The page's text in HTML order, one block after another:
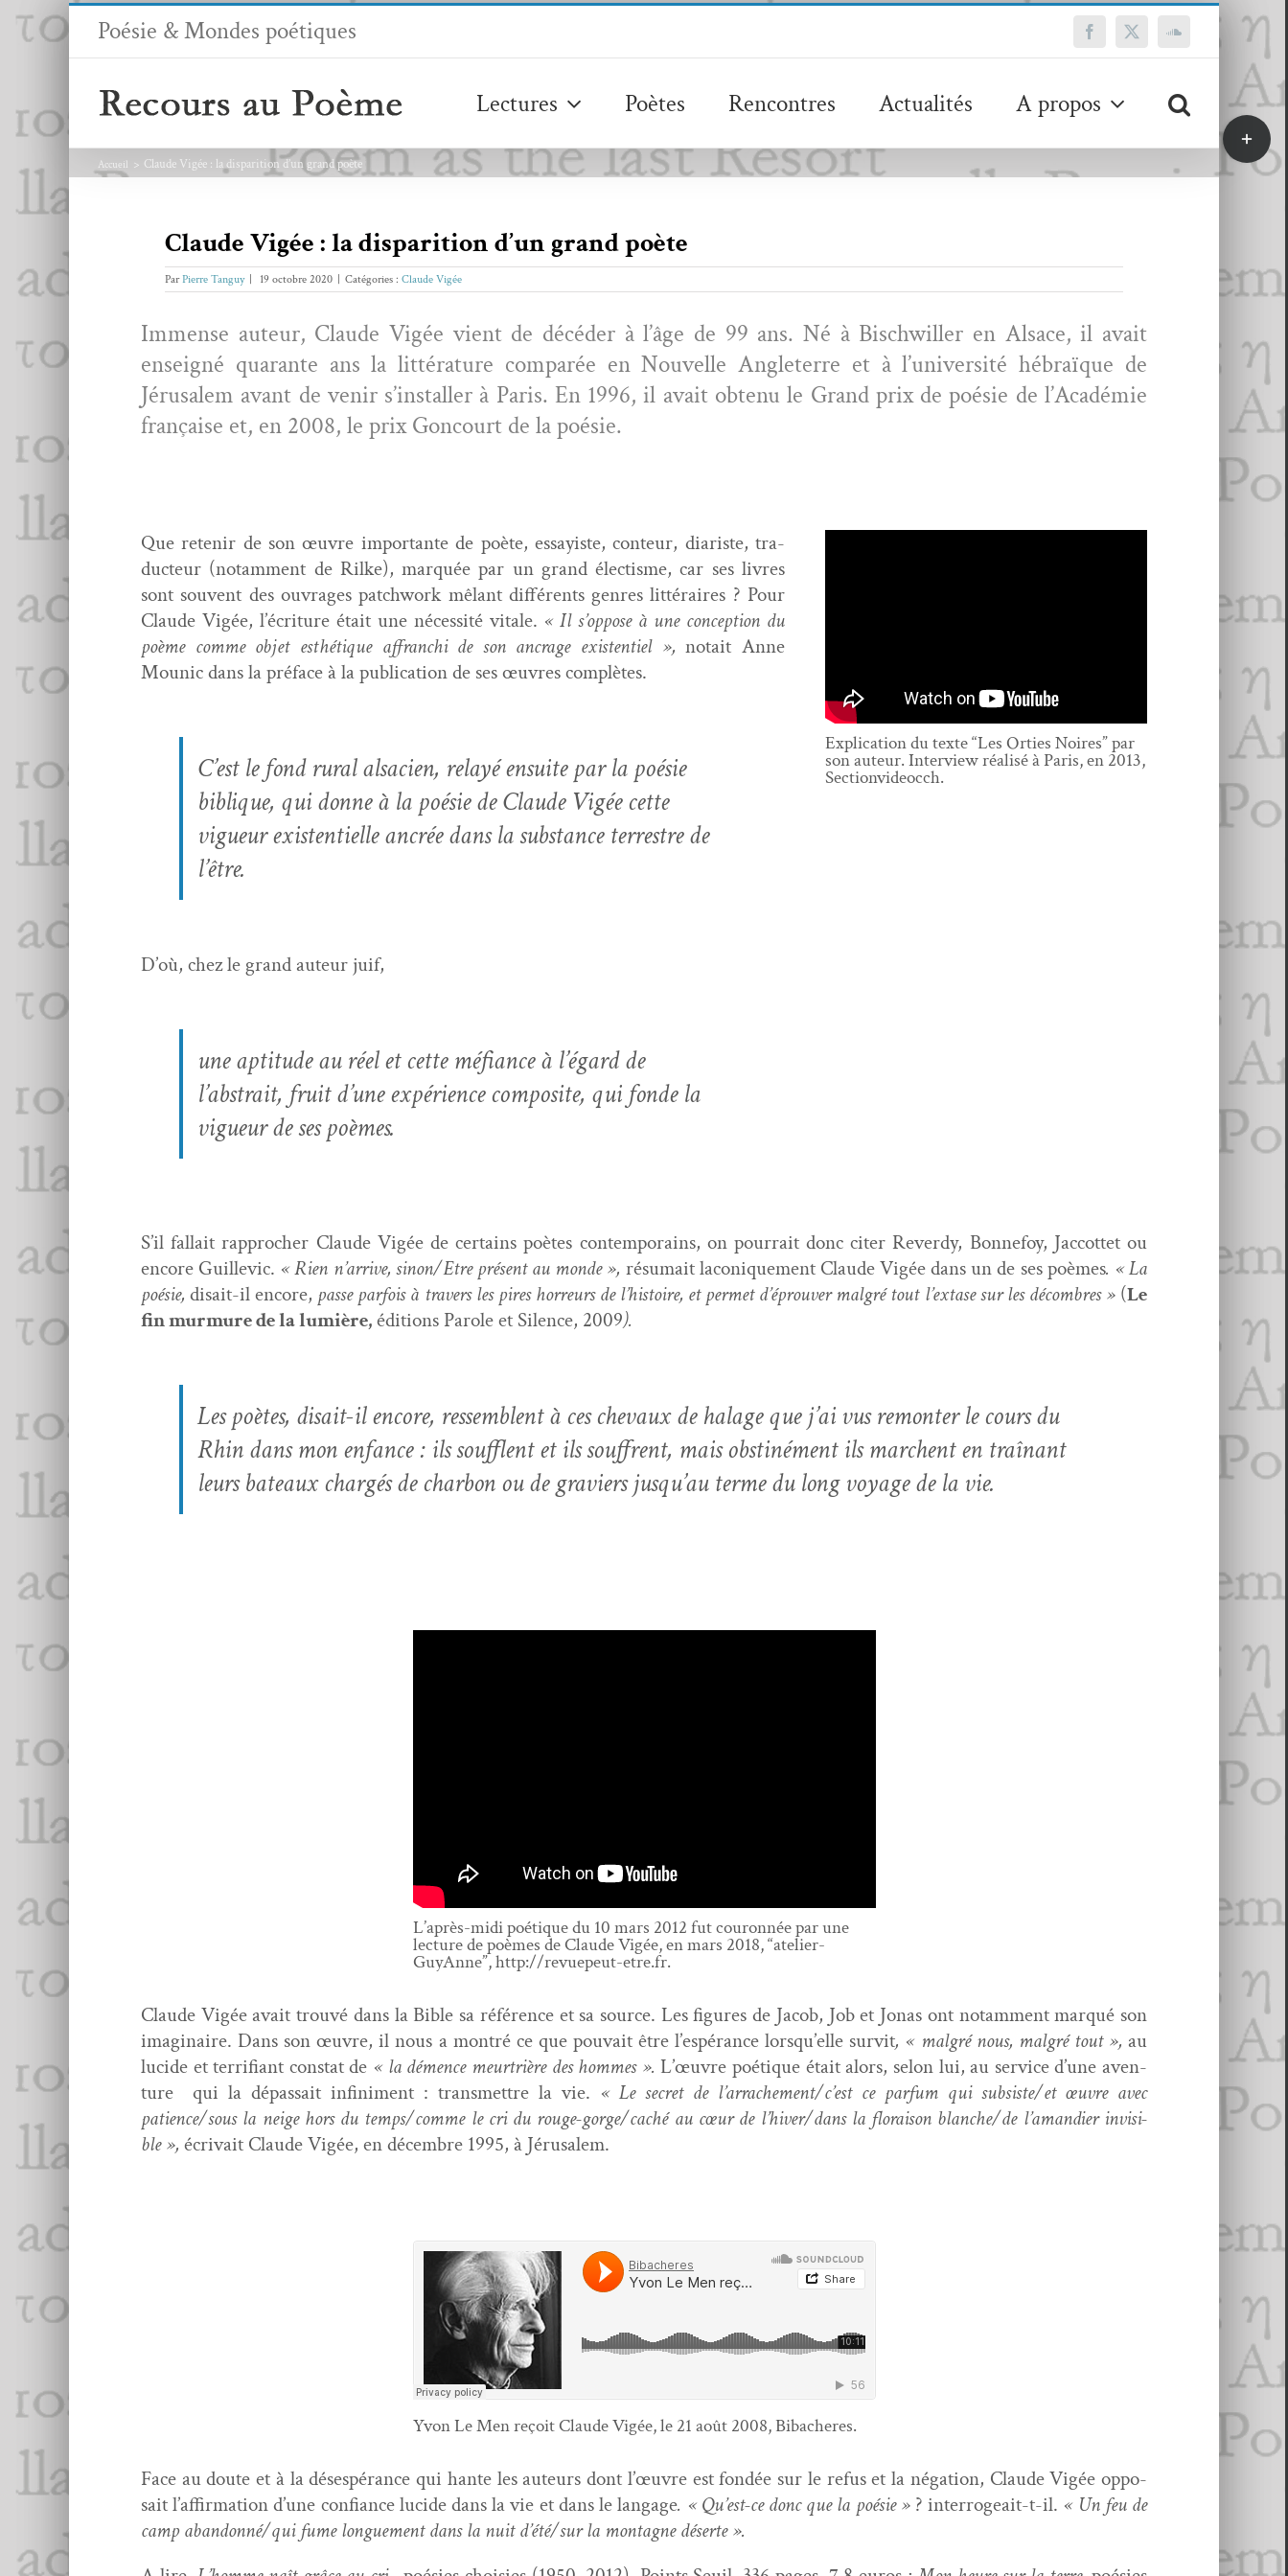
Passer
Poésie & Mondes poétiques Facebook
X SoundCloud
Lectures Poètes Rencontres Actualités A propos
Accueil Claude Vigée : la disparition d’un grand poète
Claude Vigée : la disparition d’un grand poète
ParPierre Tanguy 19 octobre 2020 Catégories : Claude Vigée
Immense auteur, Claude Vigée vient de décéder à l’âge de 99 ans. Né à Bis­chwiller en Alsace, il avait
enseigné quar­ante ans la lit­téra­ture com­parée en Nou­velle Angleterre et à l’université hébraïque de
Jérusalem avant de venir s’installer à Paris. En 1996, il avait obtenu le Grand prix de poésie de l’Académie
française et, en 2008, le prix Goncourt de la poésie.
Que retenir de son œuvre impor­tante de poète, essay­iste, con­teur, diariste, tra­
duc­teur (notam­ment de Rilke), mar­quée par un grand élec­tisme, car ses livres
sont sou­vent des ouvrages patch­work mêlant dif­férents gen­res lit­téraires ? Pour
Claude Vigée, l’écriture était une néces­sité vitale. « Il s’oppose à une con­cep­tion du
poème comme objet esthé­tique affranchi de son ancrage exis­ten­tiel »,notait Anne
Mounic dans la pré­face à la pub­li­ca­tion de ses œuvres complètes.
C’est le fond rur­al alsa­cien, relayé ensuite par la poésie
biblique, qui donne à la poésie de Claude Vigée cette
vigueur exis­ten­tielle ancrée dans la sub­stance ter­restre de
l’être.
D’où, chez le grand auteur juif,
une apti­tude au réel et cette méfi­ance à l’égard de
l’abstrait, fruit d’une expéri­ence com­pos­ite, qui fonde la
vigueur de ses poèmes.
Expli­ca­tion du texte “Les Orties Noires” par
son auteur. Inter­view réal­isé à Paris, en 2013,
Sectionvideocch.
S’il fal­lait rap­procher Claude Vigée de cer­tains poètes con­tem­po­rains, on pour­rait donc citer Reverdy, Bon­nefoy, Jac­cot­tet ou
encore Guille­vic. « Rien n’arrive, sinon/Etre présent au monde », résumait laconique­ment Claude Vigée dans un de ses poèmes. « La
poésie, dis­ait-il encore, passe par­fois à tra­vers les pires hor­reurs de l’histoire, et per­met d’éprouver mal­gré tout l’extase sur les décom­bres »(Le
fin mur­mure de la lumière,édi­tions Parole et Silence, 2009).
Les poètes, dis­ait-il encore, ressem­blent à ces chevaux de halage que j’ai vus remon­ter le cours du
Rhin dans mon enfance : ils souf­flent et ils souf­frent, mais obstiné­ment ils marchent en traî­nant
leurs bateaux chargés de char­bon ou de graviers jusqu’au terme du long voy­age de la vie.
L’après-midi poé­tique du 10 mars 2012 fut couron­née par une
lec­ture de poèmes de Claude Vigée, en mars 2018, “ate­lier­
GuyAnne”, http://revuepeut-etre.fr.
Claude Vigée avait trou­vé dans la Bible sa référence et sa source. Les fig­ures de Jacob, Job et Jonas ont notam­ment mar­qué son
imag­i­naire. Dans son œuvre, il nous a mon­tré ce que pou­vait être l’espérance lorsqu’elle survit, « mal­gré nous, mal­gré tout », au
lucide et ter­ri­fi­ant con­stat de « la démence meur­trière des hommes ». L’œuvre poé­tique était alors, selon lui, au ser­vice d’une aven­
ture qui la dépas­sait infin­i­ment : trans­met­tre la vie. « Le secret de l’arrachement/c’est ce par­fum qui subsiste/et œuvre avec
patience/sous la neige hors du temps/comme le cri du rouge-gorge/­caché au cœur de l’hiver/dans la flo­rai­son blanche/de l’amandier invis­i­
ble », écrivait Claude Vigée, en décem­bre 1995, à Jérusalem.
Yvon Le Men reçoit Claude Vigée, le 21 août 2008, Bibacheres.
Face au doute et à la dés­espérance qui hante les auteurs dont l’œuvre est fondée sur le refus et la néga­tion, Claude Vigée oppo­
sait l’affirmation d’une con­fi­ance lucide dans la vie et dans le lan­gage. « Qu’est-ce donc que la poésie »? inter­ro­geait-t-il. « Un feu de
camp abandonné/qui fume longue­ment dans la nuit d’été/sur la mon­tagne déserte ».
Bascule
de
la
barre